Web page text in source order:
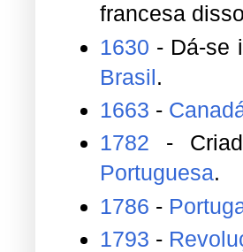
francesa
1630 - Dá-se
Brasil.
1663 -
1782 -
Portuguesa.
1786 -
1793 -